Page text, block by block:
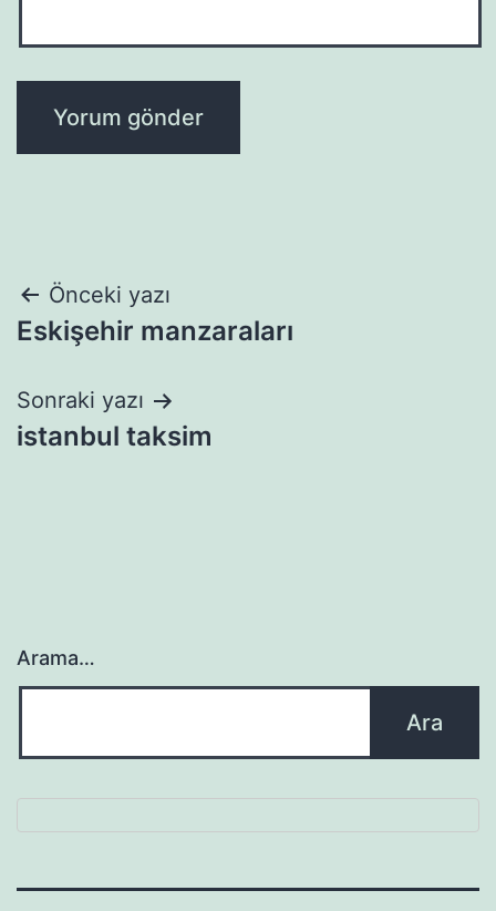
Yazı
gezinmesi
Önceki yazı
Eskişehir manzaraları
Sonraki yazı
istanbul taksim
Arama…